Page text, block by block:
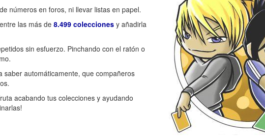
números en foros, ni llevar listas en papel.
las más de 8.499 colecciones y añadirla
sin esfuerzo. Pinchando con el ratón o
saber automáticamente, que compañeros
acabando tus colecciones y ayudando